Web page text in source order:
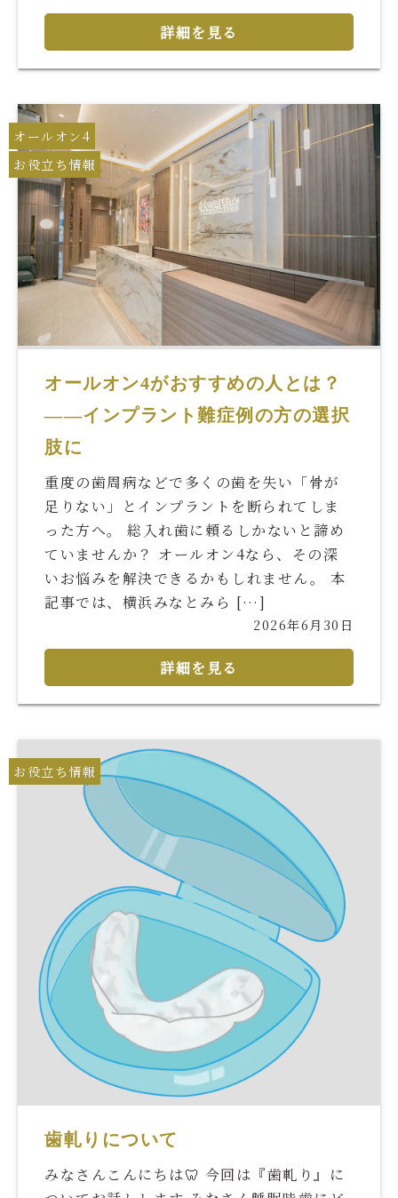
詳細を見る
オールオン4がおすすめの人とは？
——インプラント難症例の方の選択
肢に
重度の歯周病などで多くの歯を失い「骨が
足りない」とインプラントを断られてしま
った方へ。 総入れ歯に頼るしかないと諦め
ていませんか？ オールオン4なら、その深
いお悩みを解決できるかもしれません。 本
記事では、横浜みなとみら […]
2026年6月30日
詳細を見る
オールオン4
お役立ち情報
歯軋りについて
みなさんこんにちは🦷 今回は『歯軋り』に
お役立ち情報